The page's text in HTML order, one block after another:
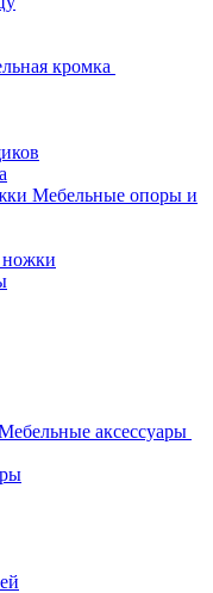
кромка
Мебельные опоры и
аксессуары